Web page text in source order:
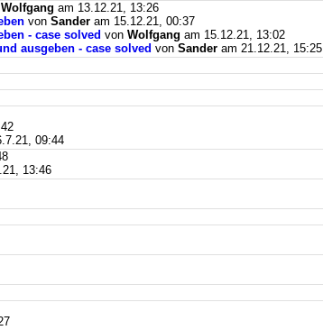
Wolfgang am 13.12.21, 13:26
von Sander am 15.12.21, 00:37
- case solved von Wolfgang am 15.12.21, 13:02
ausgeben - case solved von Sander am 21.12.21, 15:25
09:44
13:46